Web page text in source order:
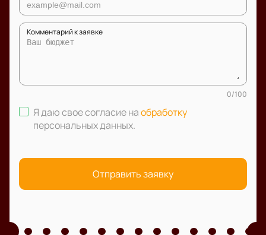
Комментарий к заявке
0/100
Я даю свое согласие наобработку
персональных данных.
Отправить заявку